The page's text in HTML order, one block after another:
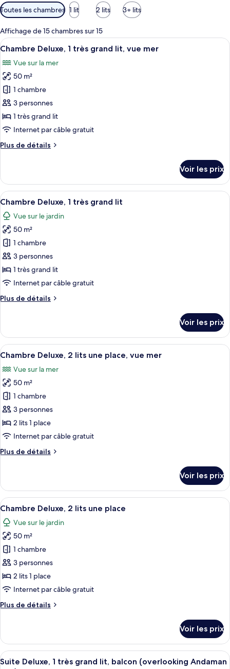
Filtres
disponibles
pour
les
chambres
Toutes les chambres 1 lit 2 lits 3+ lits
Affichage de 15 chambres sur 15
Afficher
toutes
les
photos
pour
ce
type
de
chambre :
Chambre
très
grand
lit,
vue
mer
Chambre Deluxe, 1 très grand lit,
11
Chambre Deluxe, 1 très grand lit, vue mer
Vue sur la mer
50 m²
1 chambre
3 personnes
1 très grand lit
Internet par câble gratuit
Plus de détails
Plus
le
type
de
Chambre
Deluxe,
très
grand
lit,
vue
mer
Voir les prix
Afficher
toutes
les
photos
pour
ce
type
de
chambre :
Chambre
très
grand
lit
Chambre Deluxe, 1 très grand lit | 1
12
Chambre Deluxe, 1 très grand lit
Vue sur le jardin
50 m²
1 chambre
3 personnes
1 très grand lit
Internet par câble gratuit
Plus de détails
Plus
le
type
de
Chambre
Deluxe,
très
grand
lit
Voir les prix
Afficher
toutes
les
photos
pour
ce
type
de
chambre :
Chambre
lits
une
place,
vue
mer
Une chambre d’hôtel avec deux
12
Chambre Deluxe, 2 lits une place, vue mer
Vue sur la mer
50 m²
1 chambre
3 personnes
2 lits 1 place
Internet par câble gratuit
Plus de détails
Plus
le
type
de
Chambre
Deluxe,
lits
une
place,
vue
mer
Voir les prix
Afficher
toutes
les
photos
pour
ce
type
de
chambre :
Chambre
lits
une
Une chambre d’hôtel avec deux lits,
12
Chambre Deluxe, 2 lits une place
Vue sur le jardin
50 m²
1 chambre
3 personnes
2 lits 1 place
Internet par câble gratuit
Plus de détails
Plus
le
type
de
Voir les prix
Afficher
Une chambre d’hôtel avec un grand
14
Suite Deluxe, 1 très grand lit, balcon (overlooking Andaman